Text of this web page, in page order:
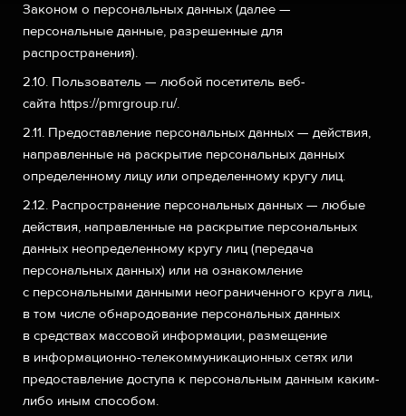
Законом о персональных данных (далее —
персональные данные, разрешенные для
распространения).
2.10. Пользователь — любой посетитель веб-
сайта https://pmrgroup.ru/.
2.11. Предоставление персональных данных — действия,
направленные на раскрытие персональных данных
определенному лицу или определенному кругу лиц.
2.12. Распространение персональных данных — любые
действия, направленные на раскрытие персональных
данных неопределенному кругу лиц (передача
персональных данных) или на ознакомление
с персональными данными неограниченного круга лиц,
в том числе обнародование персональных данных
в средствах массовой информации, размещение
в информационно-телекоммуникационных сетях или
предоставление доступа к персональным данным каким-
либо иным способом.